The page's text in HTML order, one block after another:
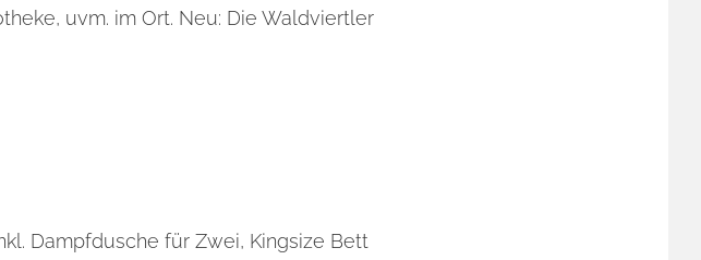
uvm. im Ort. Neu: Die Waldviertler
Dampfdusche für Zwei, Kingsize Bett